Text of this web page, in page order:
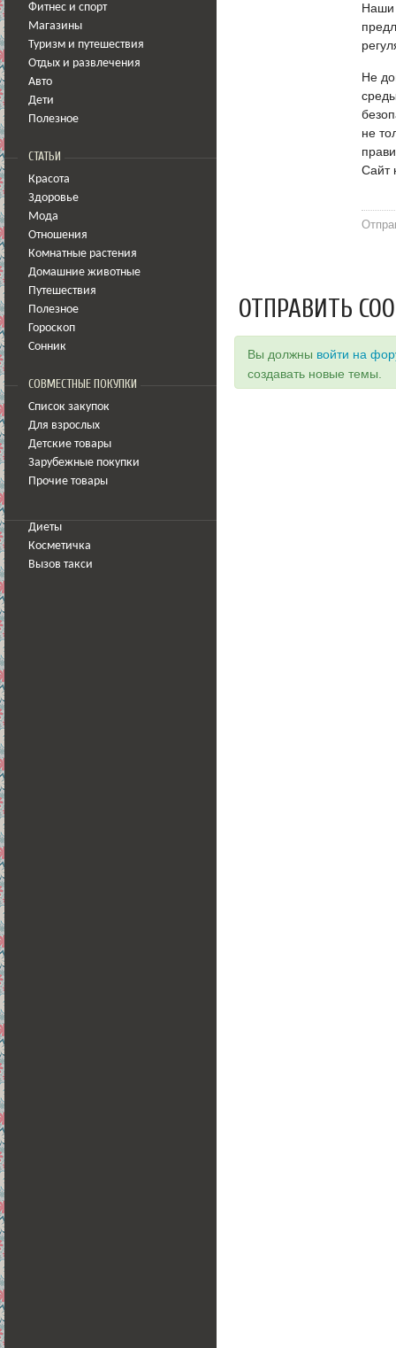
Фитнес и спорт
Магазины
Туризм и путешествия
Отдых и развлечения
Авто
Дети
Полезное
СТАТЬИ
Красота
Здоровье
Мода
Отношения
Комнатные растения
Домашние животные
Путешествия
Полезное
Гороскоп
Сонник
СОВМЕСТНЫЕ ПОКУПКИ
Список закупок
Для взрослых
Детские товары
Зарубежные покупки
Прочие товары
Диеты
Косметичка
Вызов такси
Наши
Не
не
Сайт
ОТПРАВИТЬ
Вы должны войти на
создавать новые темы.